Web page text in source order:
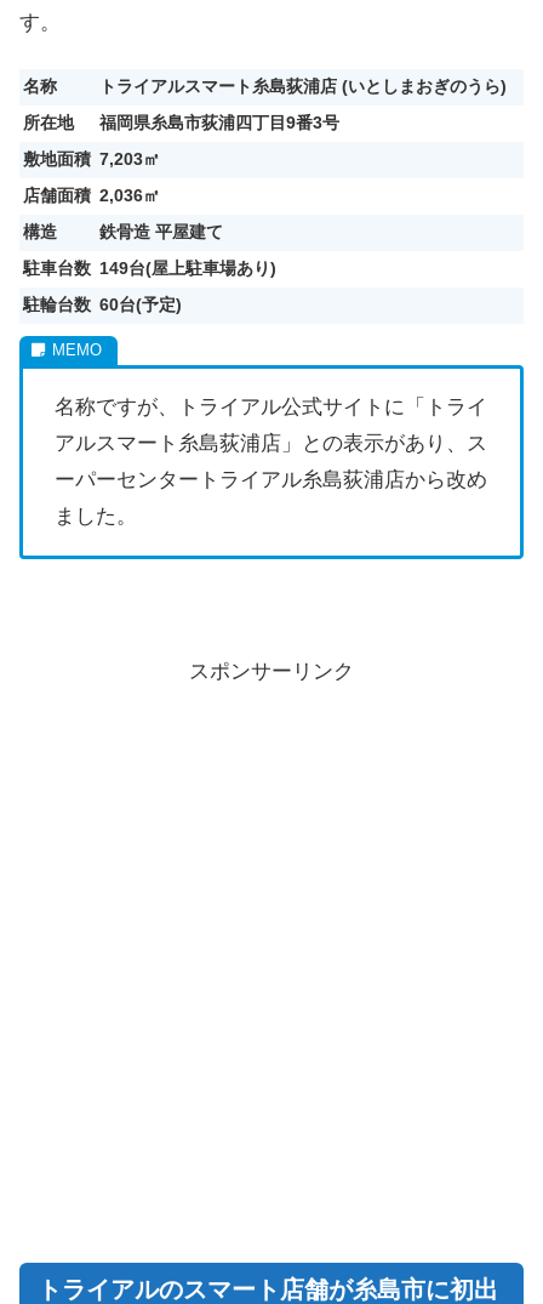
す。
名称 トライアルスマート糸島荻浦店 (いとしまおぎのうら)
所在地
福岡県糸島市荻浦四丁目9番3号
敷地面積 7,203㎡
店舗面積 2,036㎡
構造
鉄骨造 平屋建て
駐車台数 149台(屋上駐車場あり)
駐輪台数 60台(予定)
名称ですが、トライアル公式サイトに「トライ
アルスマート糸島荻浦店」との表示があり、ス
ーパーセンタートライアル糸島荻浦店から改め
ました。
スポンサーリンク
トライアルのスマート店舗が糸島市に初出